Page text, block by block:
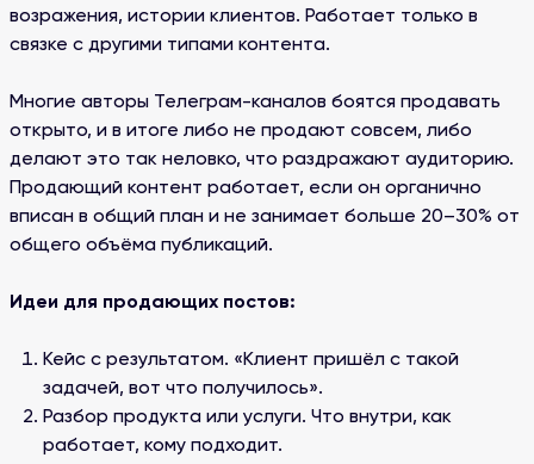
возражения, истории клиентов. Работает только в
связке с другими типами контента.
Многие авторы Телеграм-каналов боятся продавать
открыто, и в итоге либо не продают совсем, либо
делают это так неловко, что раздражают аудиторию.
Продающий контент работает, если он органично
вписан в общий план и не занимает больше 20–30% от
общего объёма публикаций.
Идеи для продающих постов:
Кейс с результатом. «Клиент пришёл с такой
задачей, вот что получилось».
Разбор продукта или услуги. Что внутри, как
работает, кому подходит.